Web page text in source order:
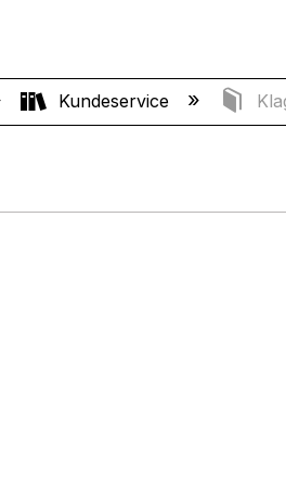
global hierarchy
Kundeservice